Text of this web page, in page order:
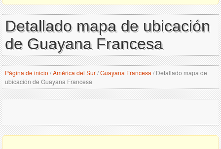
Detallado mapa de ubicación
de Guayana Francesa
Página de inicio /América del Sur/Guayana Francesa /Detallado mapa de
ubicación de Guayana Francesa